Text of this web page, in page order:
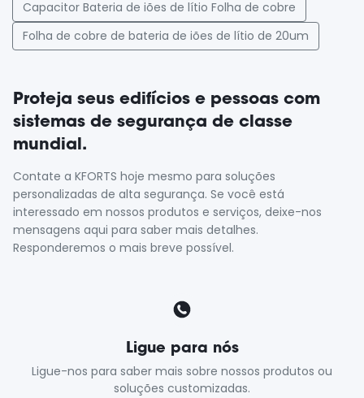
Capacitor Bateria de iões de lítio Folha de cobre
Folha de cobre de bateria de iões de lítio de 20um
Proteja seus edifícios e pessoas com
sistemas de segurança de classe
mundial.
Contate a KFORTS hoje mesmo para soluções
personalizadas de alta segurança. Se você está
interessado em nossos produtos e serviços, deixe-nos
mensagens aqui para saber mais detalhes.
Responderemos o mais breve possível.
Ligue para nós
Ligue-nos para saber mais sobre nossos produtos ou
soluções customizadas.